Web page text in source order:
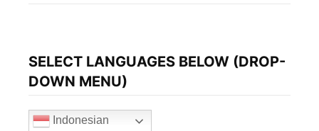
SELECT LANGUAGES BELOW (DROP-
DOWN MENU)
Indonesian